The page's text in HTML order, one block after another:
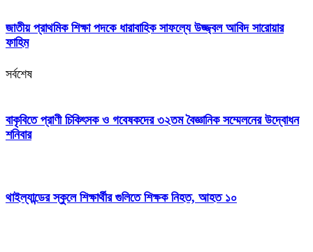
জাতীয় প্রাথমিক শিক্ষা পদকে ধারাবাহিক সাফল্যে উজ্জ্বল আবিদ সারোয়ার
ফাহিম
সর্বশেষ
বাকৃবিতে প্রাণী চিকিৎসক ও গবেষকদের ৩২তম বৈজ্ঞানিক সম্মেলনের উদ্বোধন
শনিবার
থাইল্যান্ডের স্কুলে শিক্ষার্থীর গুলিতে শিক্ষক নিহত, আহত ১০